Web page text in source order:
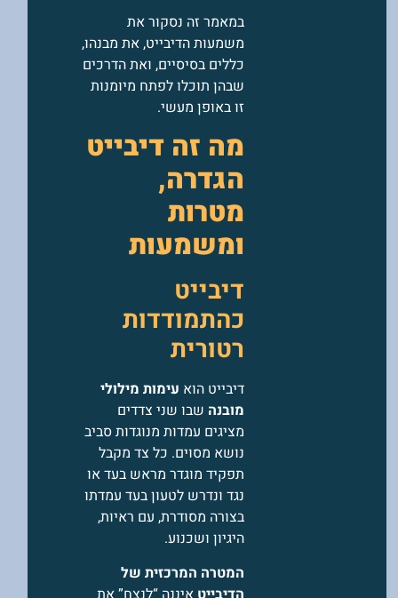
במאמר זה נסקור את
משמעות הדיבייט, את מבנהו,
כללים בסיסיים, ואת הדרכים
שבהן תוכלו לפתח מיומנות
זו באופן מעשי.
מה זה דיבייט
הגדרה,
מטרות
ומשמעות
דיבייט
כהתמודדות
רטורית
דיבייט הוא עימות מילולי
מובנה שבו שני צדדים
מציגים עמדות מנוגדות סביב
נושא מסוים. כל צד מקבל
תפקיד מוגדר מראש בעד או
נגד ונדרש לטעון בעד עמדתו
בצורה מסודרת, עם ראיות,
היגיון ושכנוע.
המטרה המרכזית של